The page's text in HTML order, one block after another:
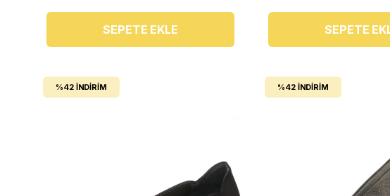
SEPETE EKLE SEPETE
%42 İNDIRIM %42 İNDIRIM